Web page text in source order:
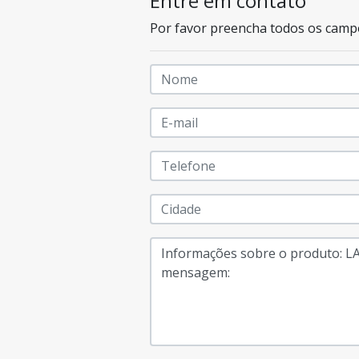
Por favor preencha todos os